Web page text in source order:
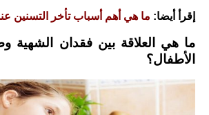
إقرأ أيضا: ما هي أهم أسباب تأخر التسنين
ما هي العلاقة بين فقدان الشهية
الأطفال؟